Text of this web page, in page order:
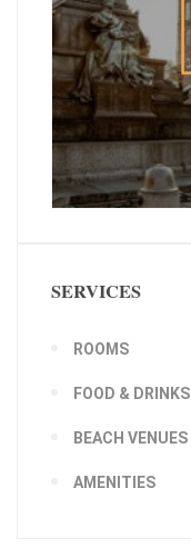
SERVICES
ROOMS
FOOD & DRINKS
BEACH VENUES
AMENITIES